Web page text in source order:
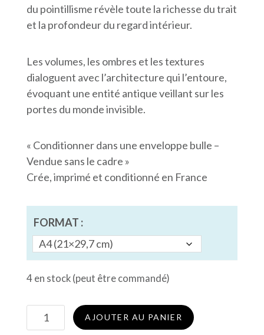
du pointillisme révèle toute la richesse du trait
et la profondeur du regard intérieur.
Les volumes, les ombres et les textures
dialoguent avec l’architecture qui l’entoure,
évoquant une entité antique veillant sur les
portes du monde invisible.
« Conditionner dans une enveloppe bulle –
Vendue sans le cadre »
Crée, imprimé et conditionné en France
FORMAT :
4 en stock (peut être commandé)
quantité
de
AJOUTER AU PANIER